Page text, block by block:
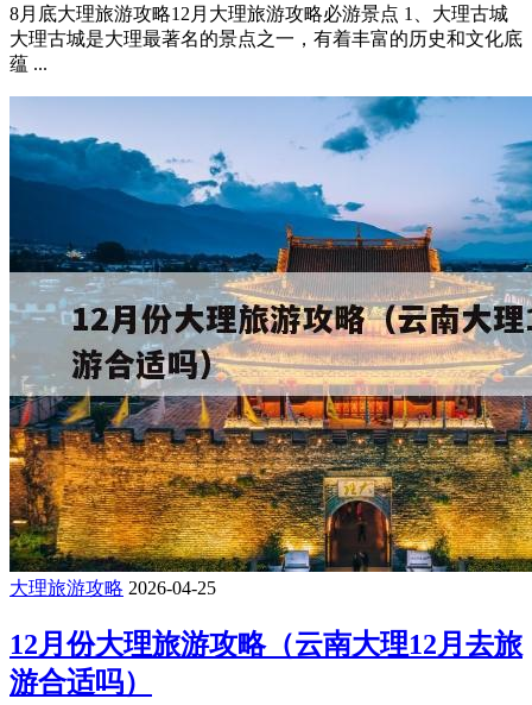
8月底大理旅游攻略12月大理旅游攻略必游景点 1、大理古城
大理古城是大理最著名的景点之一，有着丰富的历史和文化底
蕴 ...
大理旅游攻略 2026-04-25
12月份大理旅游攻略（云南大理12月去旅
游合适吗）